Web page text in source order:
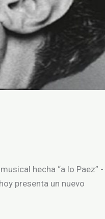
hecha “a lo Paez” -
presenta un nuevo